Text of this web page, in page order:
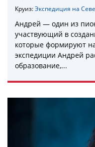
Круиз:Экспедиция на
Андрей — один из
участвующий в
которые формируют
экспедиции Андрей
образование,...